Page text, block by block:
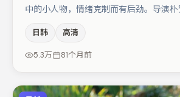
中的小人物，情绪克制而有后劲。导演朴
的对手戏构成全片情感锚点，雷佳音则以
层层揭开。整体完成度较高，适合周末一
日韩 高清
5.3万 81个月前